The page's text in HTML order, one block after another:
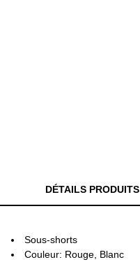
DÉTAILS PRODUITS
Sous-shorts
Couleur: Rouge, Blanc